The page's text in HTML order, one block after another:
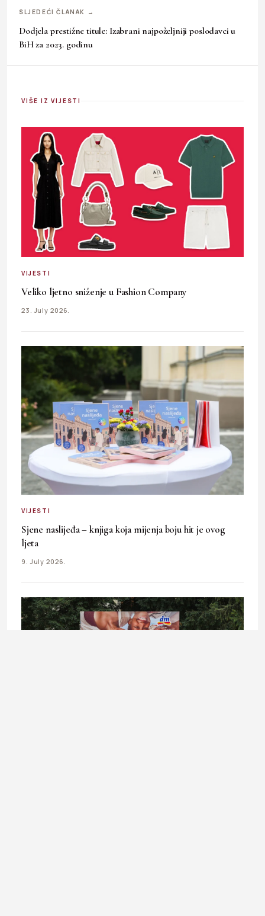
SLJEDEĆI ČLANAK →
Dodjela prestižne titule: Izabrani najpoželjniji poslodavci u
BiH za 2023. godinu
VIŠE IZ VIJESTI
VIJESTI
Veliko ljetno sniženje u Fashion Company
23. July 2026.
VIJESTI
Sjene naslijeđa – knjiga koja mijenja boju hit je ovog
ljeta
9. July 2026.